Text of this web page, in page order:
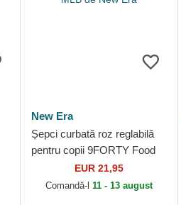
New Era
Șepci curbată roz reglabilă
pentru copii 9FORTY Food
Icon Cupcake de New York
Yankees MLB de New Era
EUR 21,95
Comandă-l 11 - 13 august